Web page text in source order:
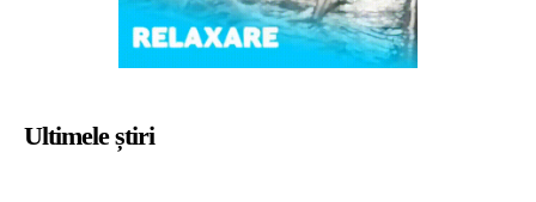
Ultimele știri